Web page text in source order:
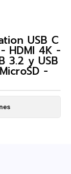
USB C
HDMI 4K -
3.2 y USB
-